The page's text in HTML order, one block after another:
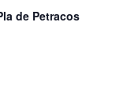
de Petracos